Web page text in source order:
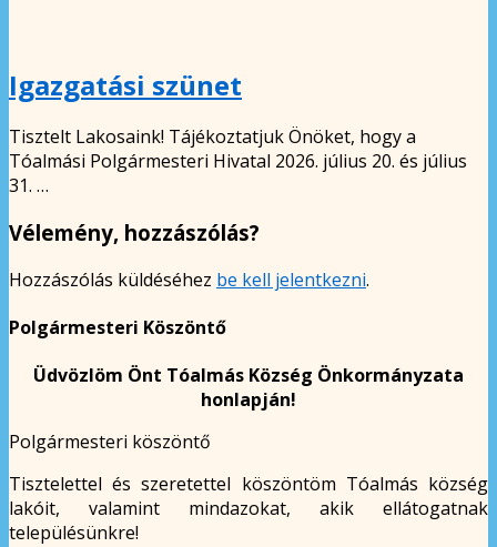
Igazgatási szünet
Tisztelt Lakosaink! Tájékoztatjuk Önöket, hogy a
Tóalmási Polgármesteri Hivatal 2026. július 20. és július
31. …
Vélemény, hozzászólás?
Hozzászólás küldéséhez be kell jelentkezni.
Polgármesteri Köszöntő
Üdvözlöm Önt Tóalmás Község Önkormányzata
honlapján!
Polgármesteri köszöntő
Tisztelettel és szeretettel köszöntöm Tóalmás község
lakóit, valamint mindazokat, akik ellátogatnak
településünkre!